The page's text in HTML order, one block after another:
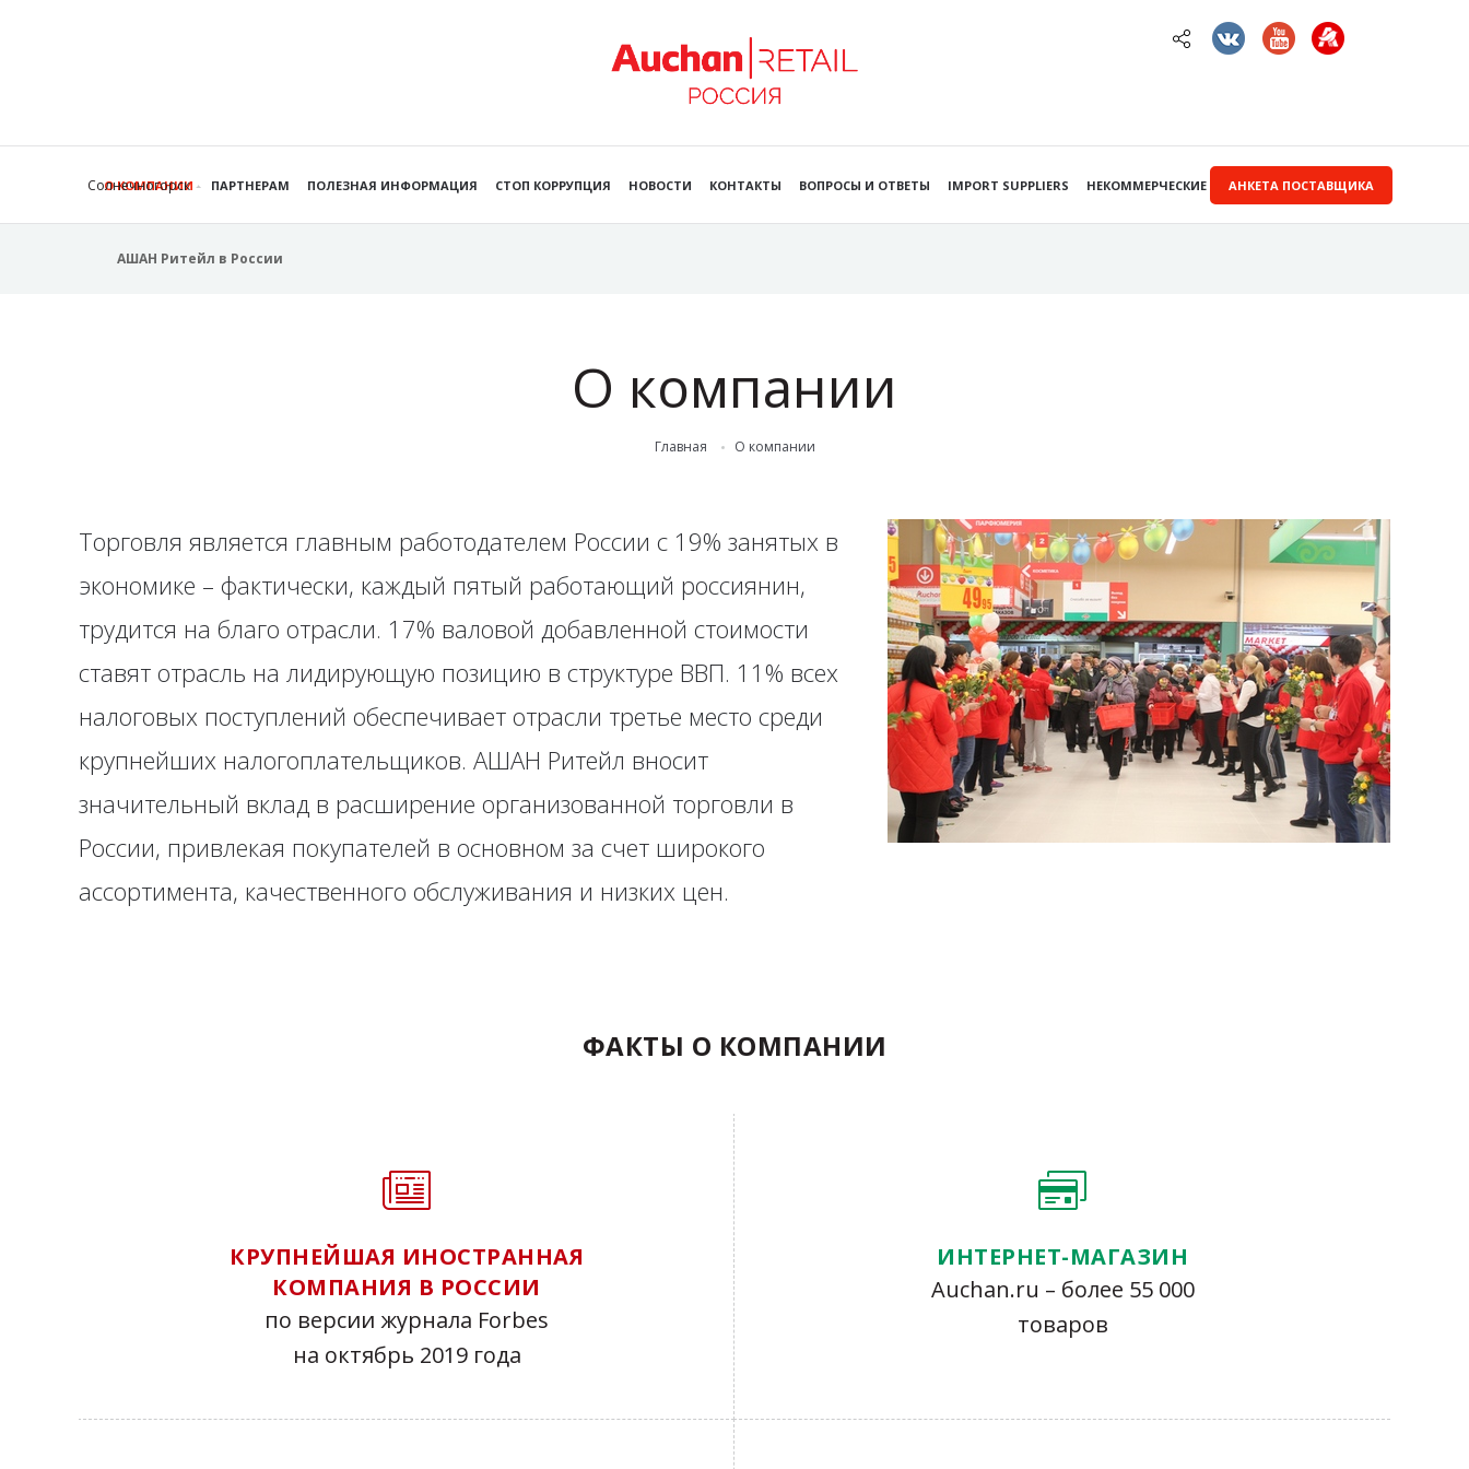
Солнечногорск АНКЕТА ПОСТАВЩИКА
О КОМПАНИИ ПАРТНЕРАМ ПОЛЕЗНАЯ ИНФОРМАЦИЯ СТОП КОРРУПЦИЯ НОВОСТИ КОНТАКТЫ ВОПРОСЫ И ОТВЕТЫ IMPORT SUPPLIERS НЕКОММЕРЧЕСКИЕ ЗАКУПКИ
АШАН Ритейл в России
О компании
Главная О компании
Торговля является главным работодателем России с 19% занятых в
экономике – фактически, каждый пятый работающий россиянин,
трудится на благо отрасли. 17% валовой добавленной стоимости
ставят отрасль на лидирующую позицию в структуре ВВП. 11% всех
налоговых поступлений обеспечивает отрасли третье место среди
крупнейших налогоплательщиков. АШАН Ритейл вносит
значительный вклад в расширение организованной торговли в
России, привлекая покупателей в основном за счет широкого
ассортимента, качественного обслуживания и низких цен.
ФАКТЫ О КОМПАНИИ
КРУПНЕЙШАЯ ИНОСТРАННАЯ
КОМПАНИЯ В РОССИИ
по версии журнала Forbes
на октябрь 2019 года
ИНТЕРНЕТ-МАГАЗИН
Auchan.ru – более 55 000
товаров